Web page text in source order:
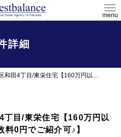
menu
詳細
新築建売/福岡市南区和田4丁目/東栄住宅【160万円以上コストダウン！仲介手数料0円でご紹介可♪】
丁目/東栄住宅【160万円以
料0円でご紹介可♪】